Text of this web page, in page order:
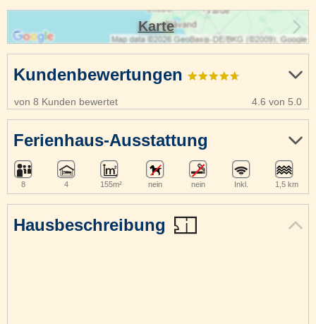
Hausbeschreibung
Kundenbewertungen
von 8 Kunden bewertet 4.6 von 5.0
Ferienhaus-Ausstattung
8 4 155m² nein nein Inkl. 1,5 km
Karte